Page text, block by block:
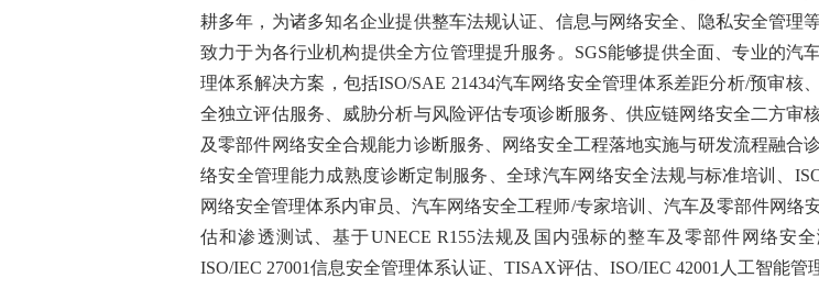
耕多年，为诸多知名企业提供整车法规认证、信息与网络安全、隐私安全管理
致力于为各行业机构提供全方位管理提升服务。SGS能够提供全面、专业的汽
理体系解决方案，包括ISO/SAE 21434汽车网络安全管理体系差距分析/预审核
全独立评估服务、威胁分析与风险评估专项诊断服务、供应链网络安全二方审
及零部件网络安全合规能力诊断服务、网络安全工程落地实施与研发流程融合
络安全管理能力成熟度诊断定制服务、全球汽车网络安全法规与标准培训、
网络安全管理体系内审员、汽车网络安全工程师/专家培训、汽车及零部件网络
估和渗透测试、基于UNECE R155法规及国内强标的整车及零部件网络安全
ISO/IEC 27001信息安全管理体系认证、TISAX评估、ISO/IEC 42001人工智能管